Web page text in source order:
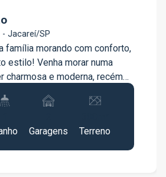
- Jacareí/SP
família morando com conforto,
estilo! Venha morar numa
charmosa e moderna, recém
Jardim Florida, em Jacareí.
arborizados da cidade,
Dormitórios sendo 02 suítes; -
e bem arejada; - Cozinha
Garagens
Terreno